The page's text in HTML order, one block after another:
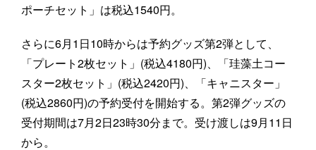
ポーチセット」は税込1540円。
さらに6月1日10時からは予約グッズ第2弾として、
「プレート2枚セット」(税込4180円)、「珪藻土コー
スター2枚セット」(税込2420円)、「キャニスター」
(税込2860円)の予約受付を開始する。第2弾グッズの
受付期間は7月2日23時30分まで。受け渡しは9月11日
から。